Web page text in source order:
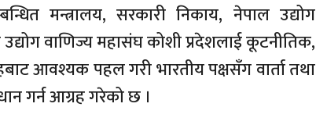
मन्त्रालय, सरकारी निकाय, नेपाल उद्योग
वाणिज्य महासंघ कोशी प्रदेशलाई कूटनीतिक,
आवश्यक पहल गरी भारतीय पक्षसँग वार्ता तथा
गर्न आग्रह गरेको छ ।